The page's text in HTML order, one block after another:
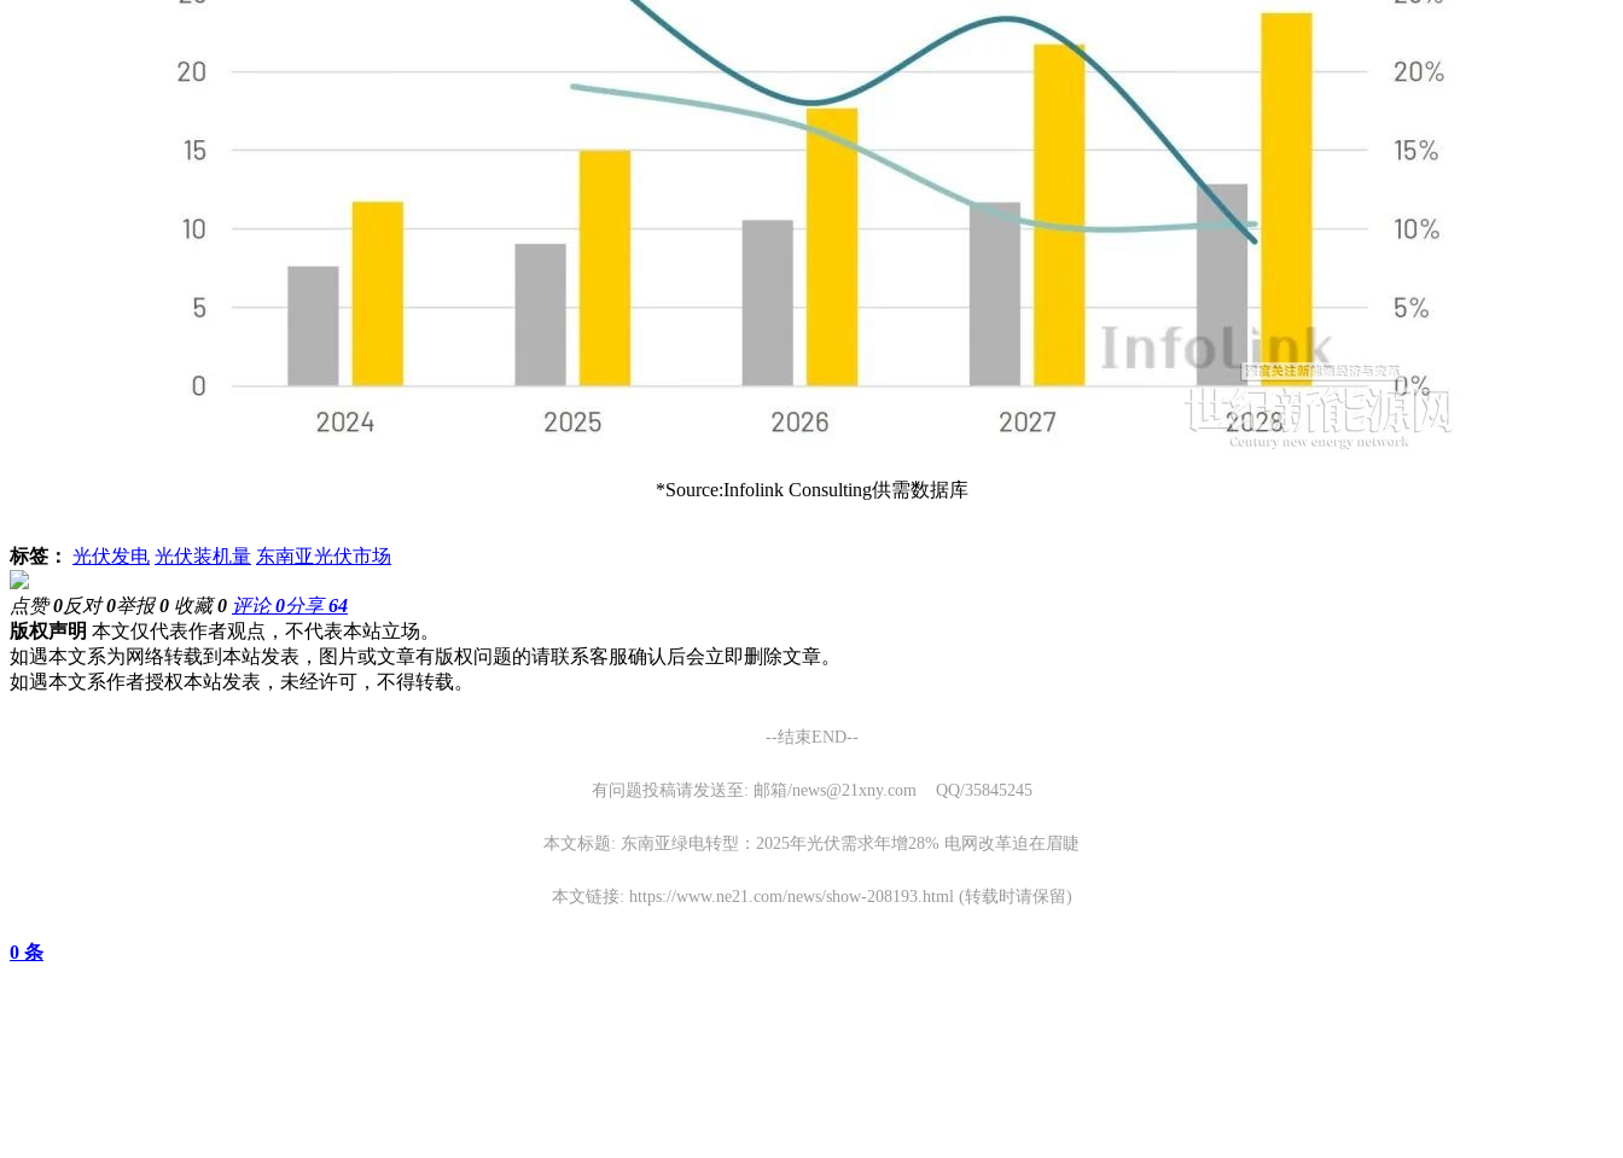
*Source:Infolink Consulting供需数据库
标签： 光伏发电 光伏装机量 东南亚光伏市场
点赞0反对0举报0 收藏0 评论0分享64
版权声明 本文仅代表作者观点，不代表本站立场。
如遇本文系为网络转载到本站发表，图片或文章有版权问题的请联系客服确认后会立即删除文章。
如遇本文系作者授权本站发表，未经许可，不得转载。
--结束END--
有问题投稿请发送至: 邮箱/news@21xny.com QQ/35845245
本文标题: 东南亚绿电转型：2025年光伏需求年增28% 电网改革迫在眉睫
本文链接: https://www.ne21.com/news/show-208193.html (转载时请保留)
0 条